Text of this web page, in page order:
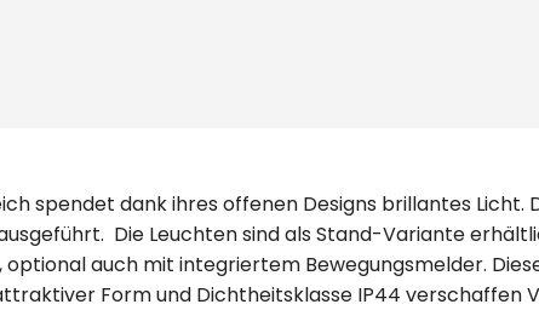
spendet dank ihres offenen Designs brillantes Licht.
Die Leuchten sind als Stand-Variante
auch mit integriertem Bewegungsmelder.
Form und Dichtheitsklasse IP44 verschaffen